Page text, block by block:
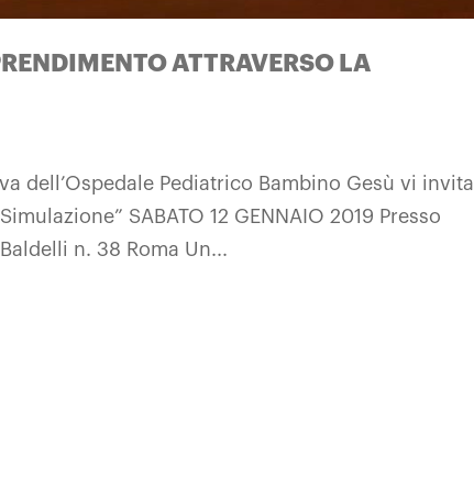
ATTRAVERSO LA
dell’Ospedale Pediatrico Bambino Gesù vi invita
SABATO 12 GENNAIO 2019 Presso
n. 38 Roma Un...